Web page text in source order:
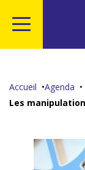
contenu
principal
Accueil
Agenda
Les